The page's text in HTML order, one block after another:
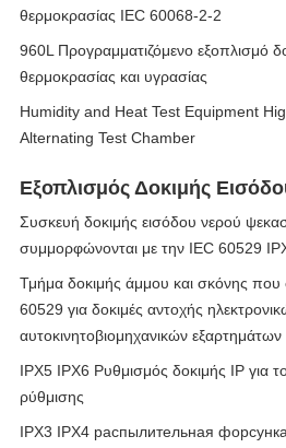
θερμοκρασίας IEC 60068-2-2
960L Προγραμματιζόμενο εξοπλισμό
θερμοκρασίας και υγρασίας
Humidity and Heat Test Equipment
Alternating Test Chamber
Εξοπλισμός Δοκιμής
Συσκευή δοκιμής εισόδου νερού
συμμορφώνονται με την IEC 60529
Τμήμα δοκιμής άμμου και σκόνης
60529 για δοκιμές αντοχής
αυτοκινητοβιομηχανικών εξαρτημάτων
IPX5 IPX6 Ρυθμισμός δοκιμής IP για
ρύθμισης
IPX3 IPX4 распылительная